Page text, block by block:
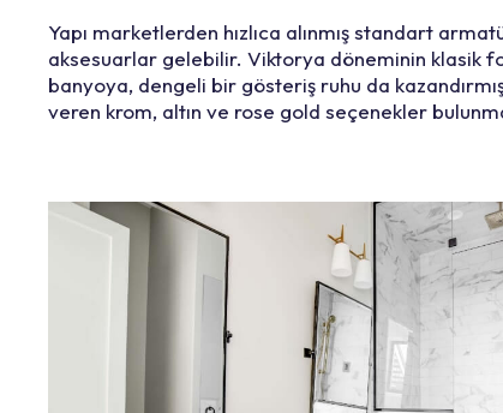
Yapı marketlerden hızlıca alınmış standart
aksesuarlar gelebilir. Viktorya döneminin klasik
banyoya, dengeli bir gösteriş ruhu da
veren krom, altın ve rose gold seçenekler